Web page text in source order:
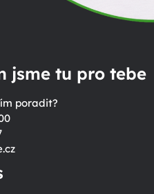
jsme tu pro tebe
poradit?